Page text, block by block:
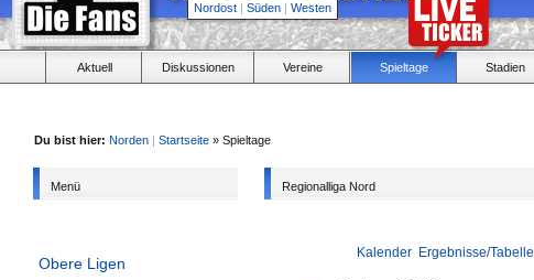
Nordost | Süden | Westen
Aktuell Diskussionen Vereine Spieltage Stadien
Du bist hier: Norden | Startseite » Spieltage
Menü
Obere Ligen
Regionalliga Nord
Kalender Ergebnisse/Tabelle